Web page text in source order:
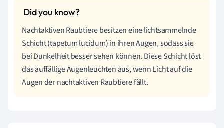
Nachtaktiven Raubtiere besitzen eine lichtsammelnde
Schicht(tapetum lucidum)in ihren Augen, sodass sie
bei Dunkelheit besser sehen können. Diese Schicht löst
das auffällige Augenleuchten aus, wenn Licht auf die
Augen der nachtaktiven Raubtiere fällt.